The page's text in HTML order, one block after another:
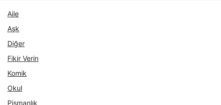
Aile
Aşk
Diğer
Fikir Verin
Komik
Okul
Pişmanlık